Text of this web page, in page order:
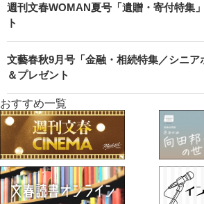
週刊文春WOMAN夏号「遺贈・寄付特集
ト
文藝春秋9月号「金融・相続特集／シニ
＆プレゼント
おすすめ一覧